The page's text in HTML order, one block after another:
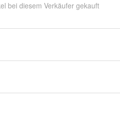
bei diesem Verkäufer gekauft